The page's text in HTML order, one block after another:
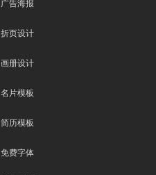
广告海报
折页设计
画册设计
名片模板
简历模板
免费字体